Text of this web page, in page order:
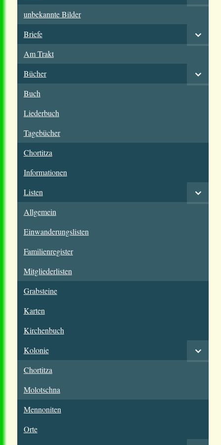
unbekannte Bilder
Briefe
Am Trakt
Bücher
Buch
Liederbuch
Tagebücher
Chortitza
Informationen
Listen
Allgemein
Einwanderungslisten
Familienregister
Mitgliederlisten
Grabsteine
Karten
Kirchenbuch
Kolonie
Chortitza
Molotschna
Mennoniten
Orte